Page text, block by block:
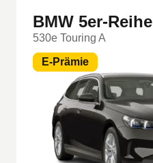
BMW 5er-Reihe
530e Touring A
E-Prämie